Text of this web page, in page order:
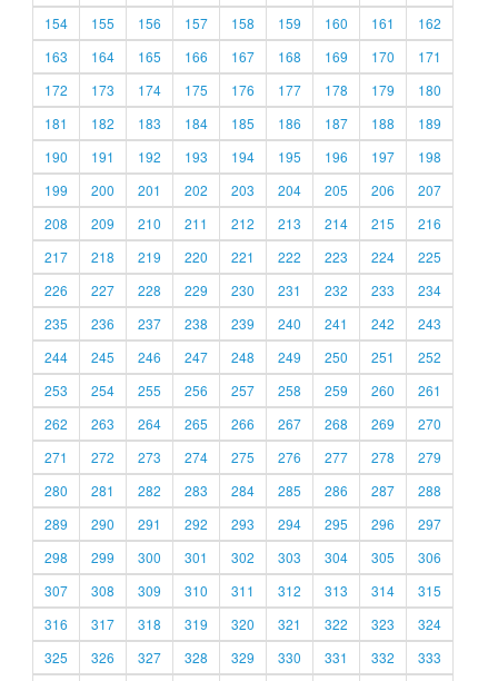
154
155 156 157 158 159 160 161
162
163
164 165 166 167 168 169 170
171
172
173 174 175 176 177 178 179
180
181
182 183 184 185 186 187 188
189
190
191 192 193 194 195 196 197
198
199
200 201 202 203 204 205 206
207
208
209 210 211 212 213 214 215
216
217
218 219 220 221 222 223 224
225
226
227 228 229 230 231 232 233
234
235
236 237 238 239 240 241 242
243
244
245 246 247 248 249 250 251
252
253
254 255 256 257 258 259 260
261
262
263 264 265 266 267 268 269
270
271
272 273 274 275 276 277 278
279
280
281 282 283 284 285 286 287
288
289
290 291 292 293 294 295 296
297
298
299 300 301 302 303 304 305
306
307
308 309 310 311 312 313 314
315
316
317 318 319 320 321 322 323
324
325
326 327 328 329 330 331 332 333